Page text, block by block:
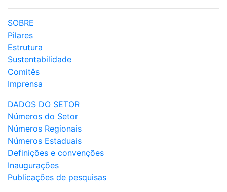
SOBRE
Pilares
Estrutura
Sustentabilidade
Comitês
Imprensa
DADOS DO SETOR
Números do Setor
Números Regionais
Números Estaduais
Definições e convenções
Inaugurações
Publicações de pesquisas